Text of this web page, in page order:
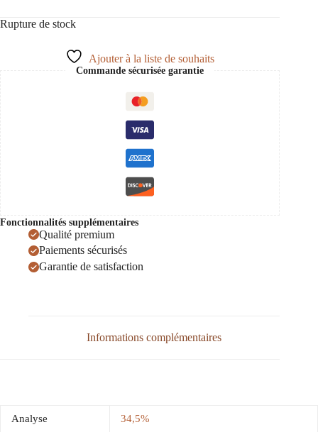
Rupture de stock
Ajouter à la liste de souhaits
Commande sécurisée garantie
Fonctionnalités supplémentaires
Qualité premium
Paiements sécurisés
Garantie de satisfaction
Informations complémentaires
Analyse 34,5%